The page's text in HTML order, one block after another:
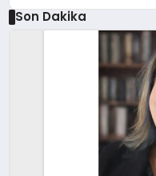
Son Dakika